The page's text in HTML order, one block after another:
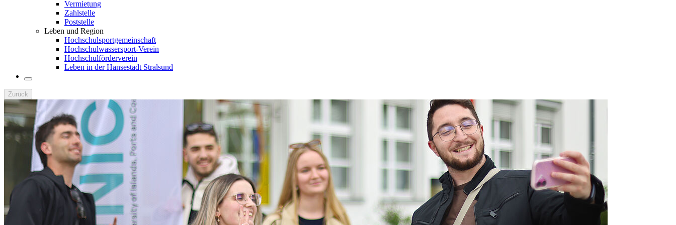
Vermietung
Zahlstelle
Poststelle
Leben und Region
Hochschulsportgemeinschaft
Hochschulwassersport-Verein
Hochschulförderverein
Leben in der Hansestadt Stralsund
Zurück